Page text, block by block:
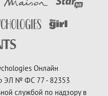
Онлайн
ЭЛ № ФС 77 - 82353
службой по надзору в